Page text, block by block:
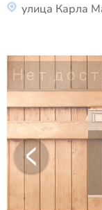
улица Карла